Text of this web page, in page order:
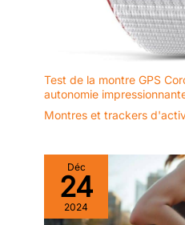
Test de la montre GPS
autonomie
Montres et trackers
Déc
24
2024